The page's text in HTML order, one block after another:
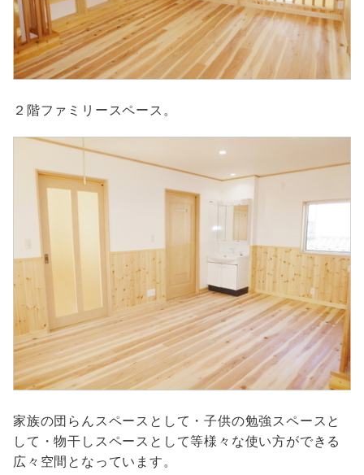
２階ファミリースペース。
家族の団らんスペースとして・子供の勉強スペースと
して・物干しスペースとして等様々な使い方ができる
広々空間となっています。